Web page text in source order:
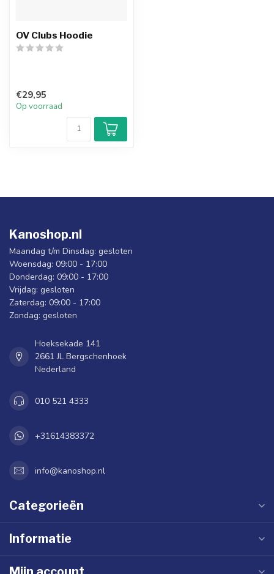
OV Clubs Hoodie
€29,95
Op voorraad
Kanoshop.nl
Maandag t/m Dinsdag: gesloten
Woensdag: 09:00 - 17:00
Donderdag: 09:00 - 17:00
Vrijdag: gesloten
Zaterdag: 09:00 - 17:00
Zondag: gesloten
Hoeksekade 141
2661 JL Bergschenhoek
Nederland
010 521 4333
+31614383372
info@kanoshop.nl
Categorieën
Informatie